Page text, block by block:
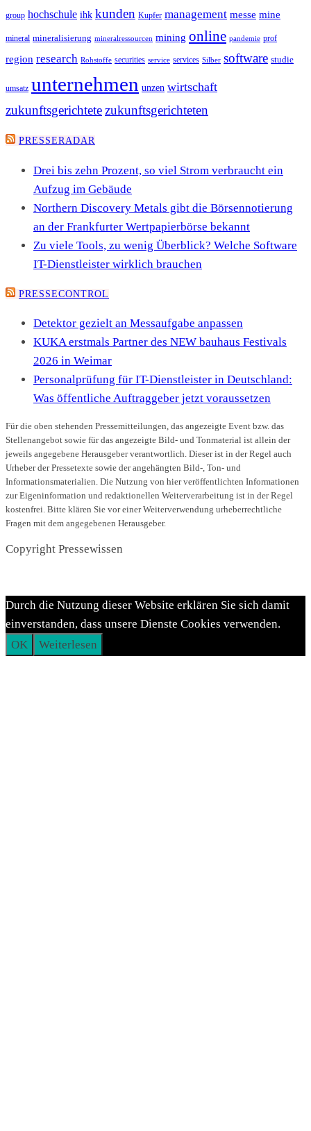
group hochschule ihk kunden Kupfer management messe mine
mineral mineralisierung mineralressourcen mining online pandemie prof
region research Rohstoffe securities service services Silber software studie
umsatz unternehmen unzen wirtschaft
zukunftsgerichtetezukunftsgerichteten
PRESSERADAR
Drei bis zehn Prozent, so viel Strom verbraucht ein
Aufzug im Gebäude
Northern Discovery Metals gibt die Börsennotierung
an der Frankfurter Wertpapierbörse bekannt
Zu viele Tools, zu wenig Überblick? Welche Software
IT-Dienstleister wirklich brauchen
PRESSECONTROL
Detektor gezielt an Messaufgabe anpassen
KUKA erstmals Partner des NEW bauhaus Festivals
2026 in Weimar
Personalprüfung für IT-Dienstleister in Deutschland:
Was öffentliche Auftraggeber jetzt voraussetzen
Für die oben stehenden Pressemitteilungen, das angezeigte Event bzw. das
Stellenangebot sowie für das angezeigte Bild- und Tonmaterial ist allein der
jeweils angegebene Herausgeber verantwortlich. Dieser ist in der Regel auch
Urheber der Pressetexte sowie der angehängten Bild-, Ton- und
Informationsmaterialien. Die Nutzung von hier veröffentlichten Informationen
zur Eigeninformation und redaktionellen Weiterverarbeitung ist in der Regel
kostenfrei. Bitte klären Sie vor einer Weiterverwendung urheberrechtliche
Fragen mit dem angegebenen Herausgeber.
Durch die Nutzung dieser Website erklären Sie sich damit
einverstanden, dass unsere Dienste Cookies verwenden.
OK
Weiterlesen